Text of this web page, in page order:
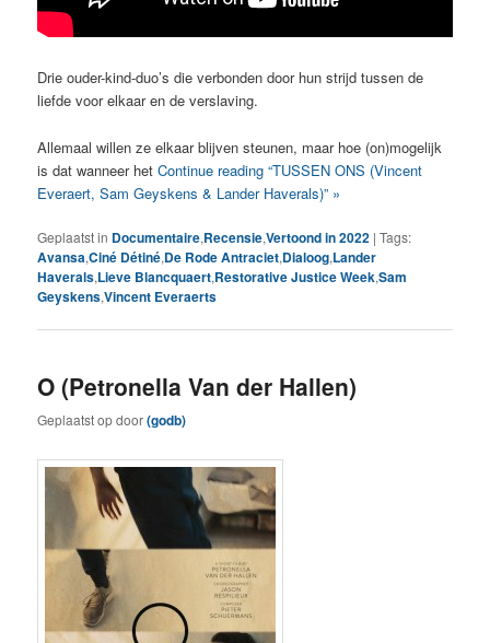
Drie ouder-kind-duo’s die verbonden door hun strijd tussen de
liefde voor elkaar en de verslaving.
Allemaal willen ze elkaar blijven steunen, maar hoe (on)mogelijk
is dat wanneer hetContinue reading “TUSSEN ONS (Vincent
Everaert, Sam Geyskens & Lander Haverals)” »
Geplaatst in Documentaire,Recensie,Vertoond in 2022 |Tags:
Avansa,Ciné Détiné,De Rode Antraciet,Dialoog,Lander
Haverals,Lieve Blancquaert,Restorative Justice Week,Sam
Geyskens,Vincent Everaerts
O (Petronella Van der Hallen)
Geplaatst opdoor(godb)